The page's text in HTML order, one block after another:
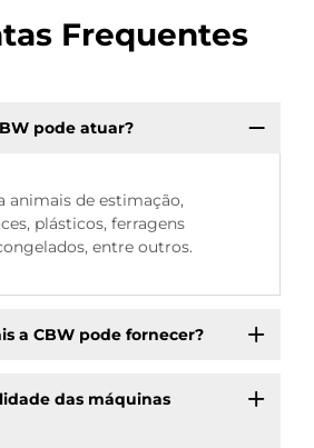
Frequentes
pode atuar?
animais de estimação,
plásticos, ferragens
entre outros.
a CBW pode fornecer?
das máquinas